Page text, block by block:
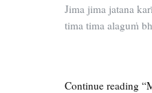
Jima jima jatana
tima tima alaguṁ
Continue reading